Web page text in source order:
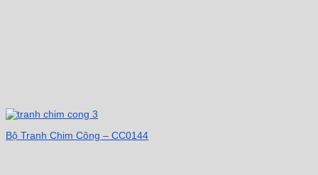
Bộ Tranh Chim Công – CC0144